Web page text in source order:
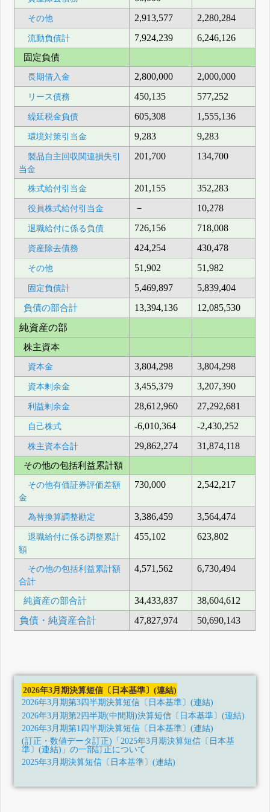
その他 2,913,577 2,280,284
流動負債計 7,924,239
6,246,126
固定負債
長期借入金 2,800,000 2,000,000
リース債務 450,135 577,252
繰延税金負債 605,308 1,555,136
環境対策引当金 9,283 9,283
製品自主回収関連損失引
当金
201,700 134,700
株式給付引当金 201,155 352,283
役員株式給付引当金 － 10,278
退職給付に係る負債 726,156 718,008
資産除去債務 424,254 430,478
その他 51,902 51,982
固定負債計 5,469,897
5,839,404
負債の部合計
13,394,136
12,085,530
純資産の部
株主資本
資本金 3,804,298 3,804,298
資本剰余金 3,455,379 3,207,390
利益剰余金 28,612,960 27,292,681
自己株式 -6,010,364 -2,430,252
株主資本合計 29,862,274
31,874,118
その他の包括利益累計額
その他有価証券評価差額
金
730,000 2,542,217
為替換算調整勘定 3,386,459 3,564,474
退職給付に係る調整累計
額
455,102 623,802
その他の包括利益累計額
合計
4,571,562 6,730,494
純資産の部合計 34,433,837
38,604,612
負債・純資産合計
47,827,974 50,690,143
2026年3月期決算短信〔日本基準〕(連結)
2026年3月期第3四半期決算短信〔日本基準〕(連結)
2026年3月期第2四半期(中間期)決算短信〔日本基準〕(連結)
2026年3月期第1四半期決算短信〔日本基準〕(連結)
(訂正・数値データ訂正)「2025年3月期決算短信〔日本基
準〕(連結)」の一部訂正について
2025年3月期決算短信〔日本基準〕(連結)
2025年3月期第2四半期(中間期)決算短信〔日本基準〕(連結)